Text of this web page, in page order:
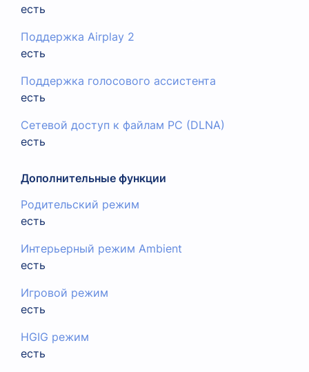
есть
Поддержка Airplay 2
есть
Поддержка голосового ассистента
есть
Сетевой доступ к файлам PC (DLNA)
есть
Дополнительные функции
Родительский режим
есть
Интерьерный режим Ambient
есть
Игровой режим
есть
HGIG режим
есть